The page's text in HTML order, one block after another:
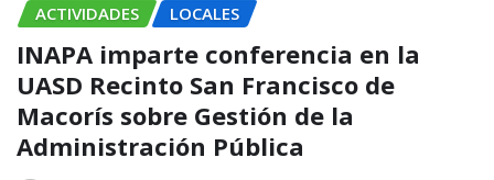
ACTIVIDADES LOCALES
INAPA imparte conferencia en la
UASD Recinto San Francisco de
Macorís sobre Gestión de la
Administración Pública